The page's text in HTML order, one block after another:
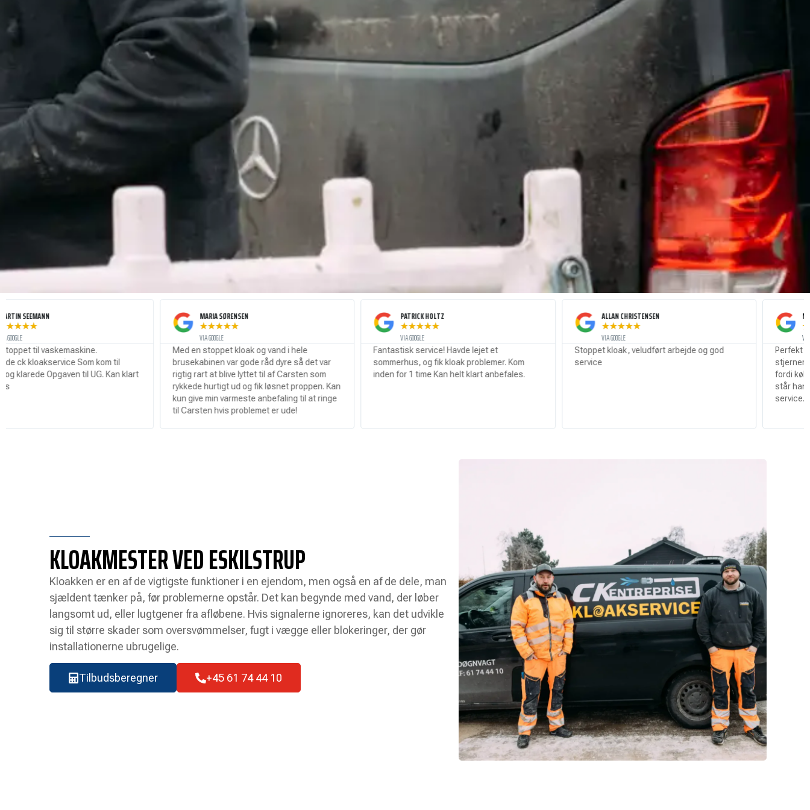
Som kom til
til UG. Kan klart
MARIA SØRENSEN
★★
Med en stoppet kloak og vand i hele
brusekabinen var gode råd dyre så det var
rigtig rart at blive lyttet til af Carsten som
rykkede hurtigt ud og fik løsnet proppen. Kan
kun give min varmeste anbefaling til at ringe
til Carsten hvis problemet er ude!
PATRICK HOLTZ
★★
Fantastisk service! Havde lejet et
sommerhus, og fik kloak problemer. Kom
inden for 1 time Kan helt klart anbefales.
ALLAN CHRISTENSEN
★★
Stoppet kloak, veludført arbejde og god
service
MATHIAS SEVERIN
★★
Perfekt udført
stjerner så fik han
fordi køkkenvasken
står han i indkørslen!
service. Dobbelt op
KLOAKMESTER VED ESKILSTRUP
Kloakken er en af de vigtigste funktioner i en ejendom, men også en af de dele, man
sjældent tænker på, før problemerne opstår. Det kan begynde med vand, der løber
langsomt ud, eller lugtgener fra afløbene. Hvis signalerne ignoreres, kan det udvikle
sig til større skader som oversvømmelser, fugt i vægge eller blokeringer, der gør
installationerne ubrugelige.
Tilbudsberegner +45 61 74 44 10